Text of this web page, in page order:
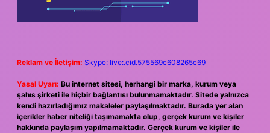
Reklam ve İletişim: Skype: live:.cid.575569c608265c69
Yasal Uyarı: Bu internet sitesi, herhangi bir marka, kurum veya
şahıs şirketi ile hiçbir bağlantısı bulunmamaktadır. Sitede yalnızca
kendi hazırladığımız makaleler paylaşılmaktadır. Burada yer alan
içerikler haber niteliği taşımamakta olup, gerçek kurum ve kişiler
hakkında paylaşım yapılmamaktadır. Gerçek kurum ve kişiler ile